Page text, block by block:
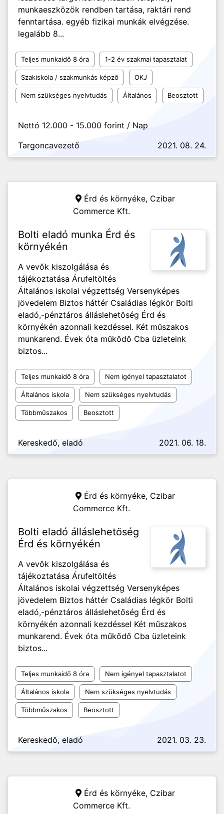
munkaeszközök rendben tartása, raktári rend
fenntartása. egyéb fizikai munkák elvégzése.
legalább 8...
Teljes munkaidő 8 óra 1-2 év szakmai tapasztalat
Szakiskola / szakmunkás képző OKJ
Nem szükséges nyelvtudás Általános Beosztott
Nettó 12.000 - 15.000 forint / Nap
Targoncavezető
2021. 08. 24.
Érd és környéke, Czibar
Commerce Kft.
Bolti eladó munka Érd és
környékén
A vevők kiszolgálása és
tájékoztatása Árufeltöltés
Általános iskolai végzettség Versenyképes
jövedelem Biztos háttér Családias légkör Bolti
eladó,-pénztáros álláslehetőség Érd és
környékén azonnali kezdéssel. Két műszakos
munkarend. Évek óta műkődő Cba üzleteink
biztos...
Teljes munkaidő 8 óra Nem igényel tapasztalatot
Általános iskola Nem szükséges nyelvtudás
Többműszakos Beosztott
Kereskedő, eladó 2021. 06. 18.
Érd és környéke, Czibar
Commerce Kft.
Bolti eladó álláslehetőség
Érd és környékén
A vevők kiszolgálása és
tájékoztatása Árufeltöltés
Általános iskolai végzettség Versenyképes
jövedelem Biztos háttér Családias légkör Bolti
eladó,-pénztáros álláslehetőség Érd és
környékén azonnali kezdéssel Két műszakos
munkarend. Évek óta műkődő Cba üzleteink
biztos...
Teljes munkaidő 8 óra Nem igényel tapasztalatot
Általános iskola Nem szükséges nyelvtudás
Többműszakos Beosztott
Kereskedő, eladó 2021. 03. 23.
Érd és környéke, Czibar
Commerce Kft.